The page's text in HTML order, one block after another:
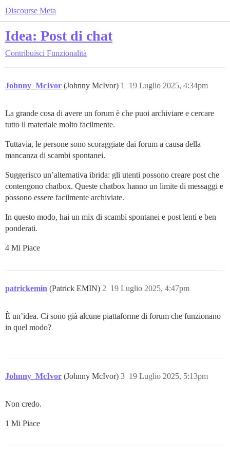
Discourse Meta
Idea: Post di chat
Contribuisci Funzionalità
Johnny_McIvor (Johnny McIvor) 19 Luglio 2025, 4:34pm
1
La grande cosa di avere un forum è che puoi archiviare e cercare
tutto il materiale molto facilmente.
Tuttavia, le persone sono scoraggiate dai forum a causa della
mancanza di scambi spontanei.
Suggerisco un’alternativa ibrida: gli utenti possono creare post che
contengono chatbox. Queste chatbox hanno un limite di messaggi e
possono essere facilmente archiviate.
In questo modo, hai un mix di scambi spontanei e post lenti e ben
ponderati.
4 Mi Piace
patrickemin (Patrick EMIN) 19 Luglio 2025, 4:47pm
2
È un’idea. Ci sono già alcune piattaforme di forum che funzionano
in quel modo?
Johnny_McIvor (Johnny McIvor) 19 Luglio 2025, 5:13pm
3
Non credo.
1 Mi Piace